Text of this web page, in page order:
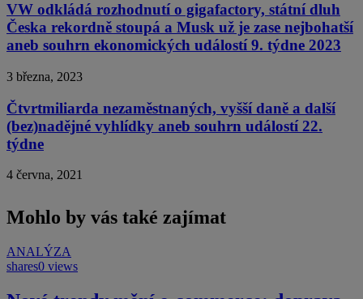
VW odkládá rozhodnutí o gigafactory, státní dluh
Česka rekordně stoupá a Musk už je zase nejbohatší
aneb souhrn ekonomických událostí 9. týdne 2023
3 března, 2023
Čtvrtmiliarda nezaměstnaných, vyšší daně a další
(bez)nadějné vyhlídky aneb souhrn událostí 22.
týdne
4 června, 2021
Mohlo by vás také zajímat
ANALÝZA
shares0 views